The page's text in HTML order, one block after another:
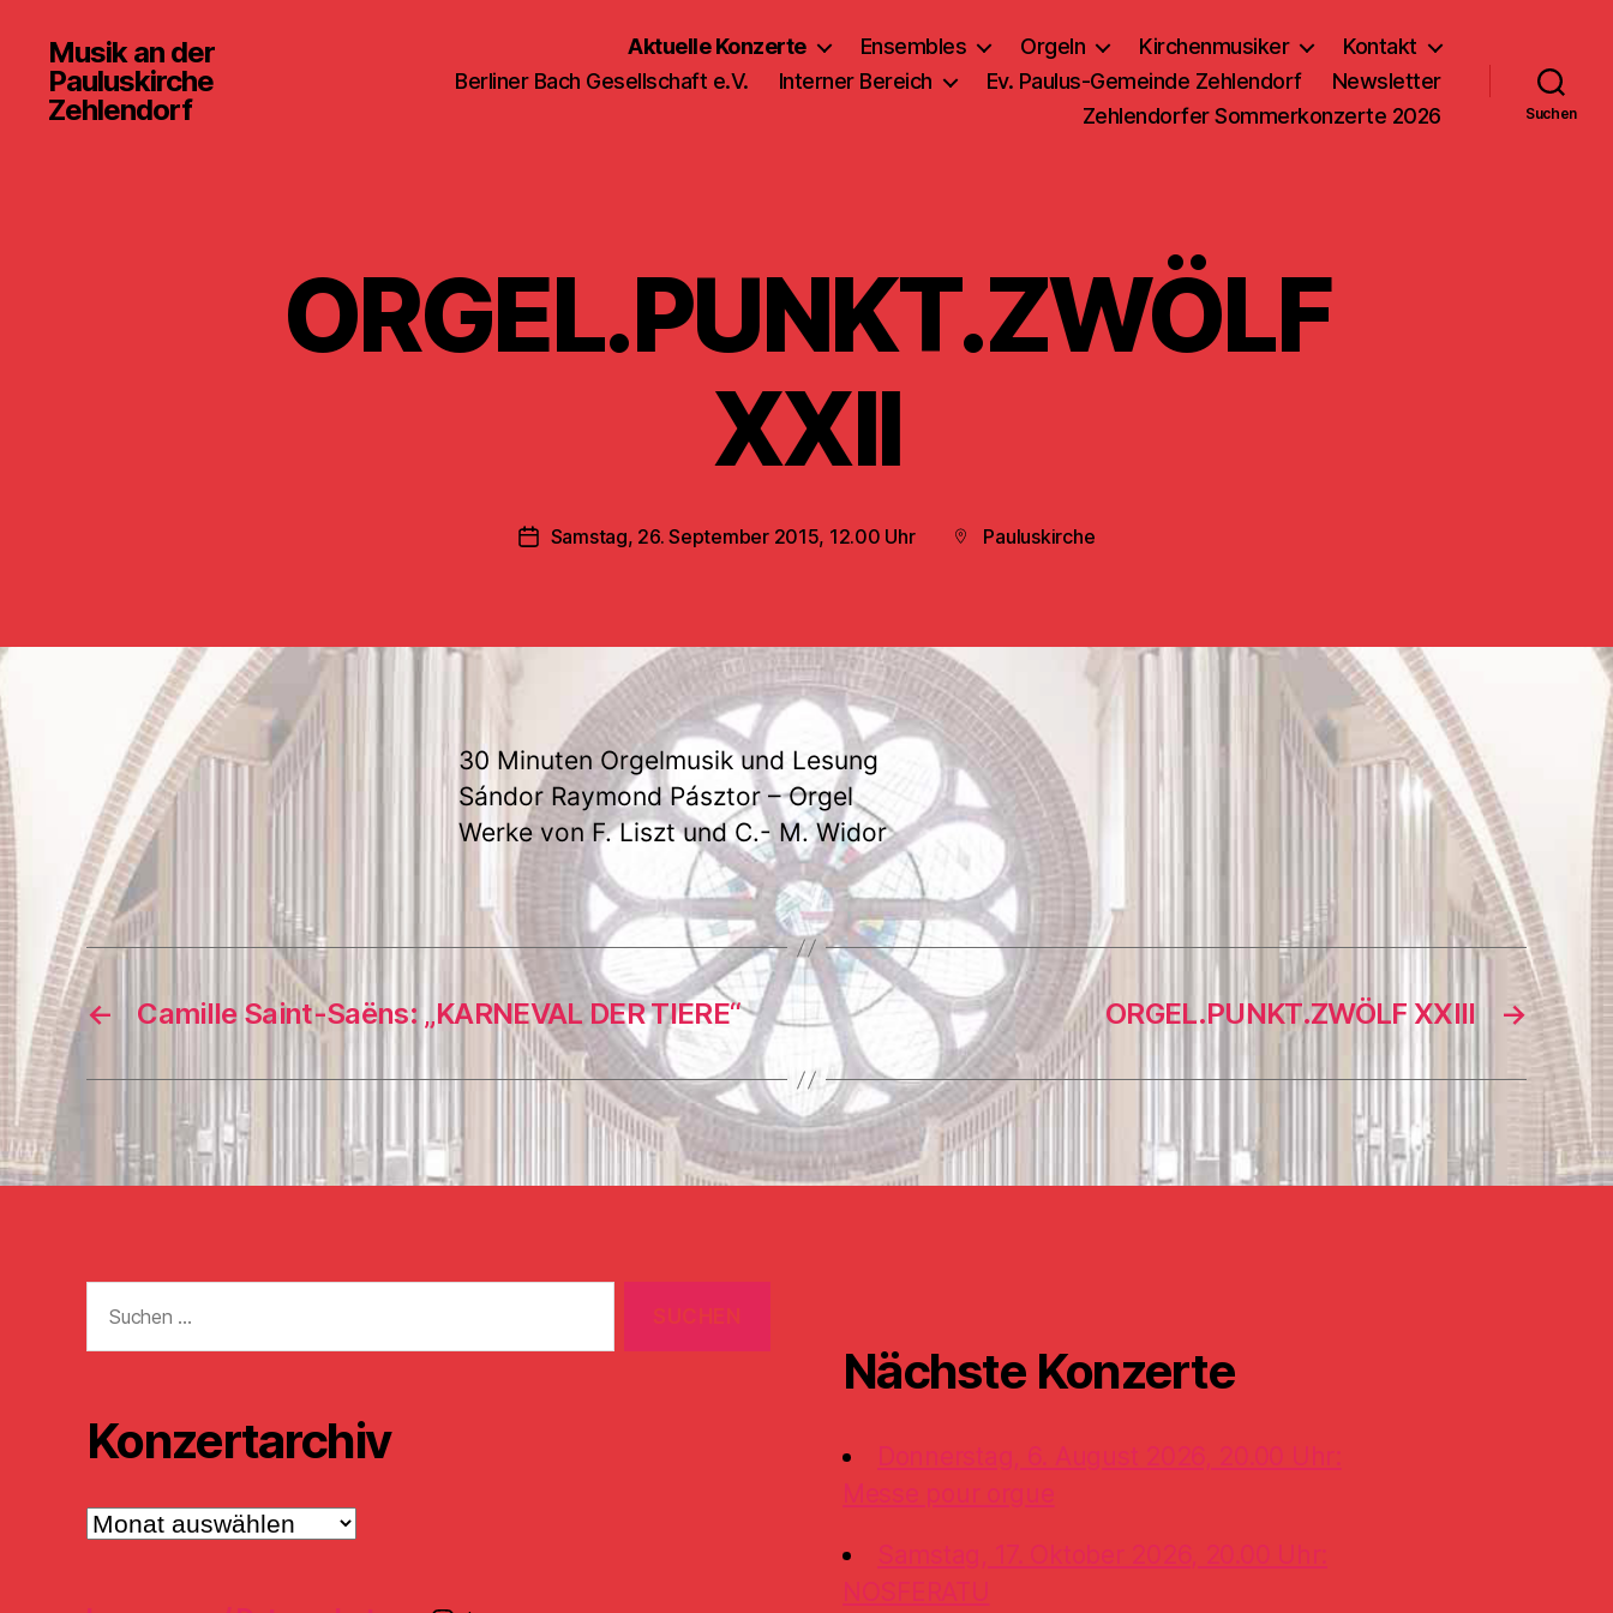
Musik an der
Pauluskirche
Zehlendorf
Aktuelle Konzerte Ensembles Orgeln Kirchenmusiker
Kontakt
Berliner Bach Gesellschaft e.V.
Interner Bereich Ev. Paulus-Gemeinde Zehlendorf
Newsletter
Zehlendorfer Sommerkonzerte 2026
Suchen
ORGEL.PUNKT.ZWÖLF
XXII
Veröffentlichungsdatum
Samstag, 26. September 2015, 12.00 Uhr Beitragsort
Pauluskirche
30 Minuten Orgelmusik und Lesung
Sándor Raymond Pásztor – Orgel
Werke von F. Liszt und C.- M. Widor
← Camille Saint-Saëns: „KARNEVAL DER TIERE“ →
ORGEL.PUNKT.ZWÖLF XXIII
nach:
Konzertarchiv
Konzertarchiv
Nächste Konzerte
Donnerstag, 6. August 2026, 20.00 Uhr:
Messe pour orgue
Samstag, 17. Oktober 2026, 20.00 Uhr:
NOSFERATU